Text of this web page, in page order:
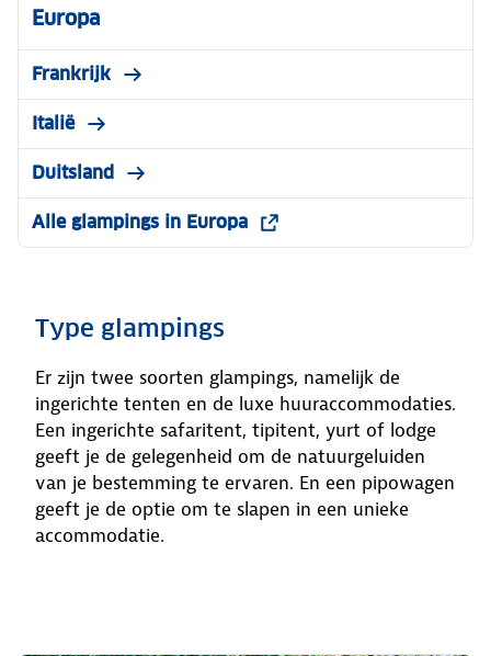
Europa
Frankrijk
Italië
Duitsland
Alle glampings in Europa
Type glampings
Er zijn twee soorten glampings, namelijk de
ingerichte tenten en de luxe huuraccommodaties.
Een ingerichte safaritent, tipitent, yurt of lodge
geeft je de gelegenheid om de natuurgeluiden
van je bestemming te ervaren. En een pipowagen
geeft je de optie om te slapen in een unieke
accommodatie.